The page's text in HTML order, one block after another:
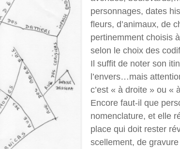
personnages, dates
fleurs, d’animaux, de
pertinemment choisis
selon le choix des
Il suffit de noter son
l’envers…mais
c’est « à droite » ou «
Encore faut-il que
nomenclature, et elle
place qui doit rester
scellement, de